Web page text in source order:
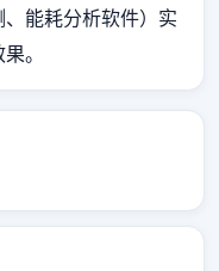
能耗分析软件）实
。